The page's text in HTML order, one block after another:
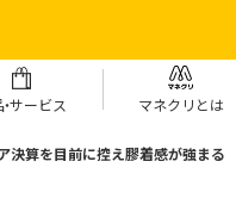
サービス マネクリとは
決算を目前に控え膠着感が強まる